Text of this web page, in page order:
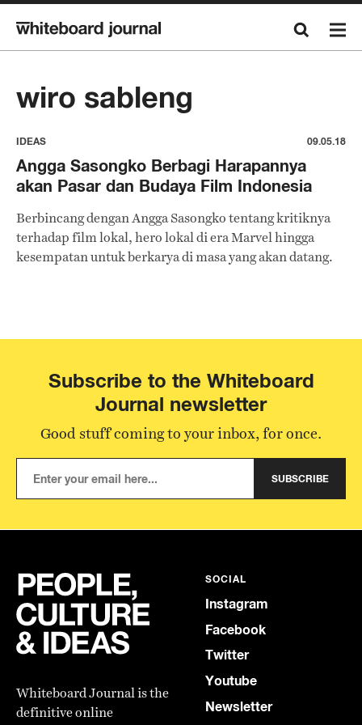
wiro sableng
IDEAS 09.05.18
Angga Sasongko Berbagi Harapannya
akan Pasar dan Budaya Film Indonesia
Berbincang dengan Angga Sasongko tentang kritiknya
terhadap film lokal, hero lokal di era Marvel hingga
kesempatan untuk berkarya di masa yang akan datang.
Subscribe to the Whiteboard
Journal newsletter
Good stuff coming to your inbox, for once.
SUBSCRIBE
Whiteboard Journal is the
definitive online
SOCIAL
Instagram
Facebook
Twitter
Youtube
Newsletter